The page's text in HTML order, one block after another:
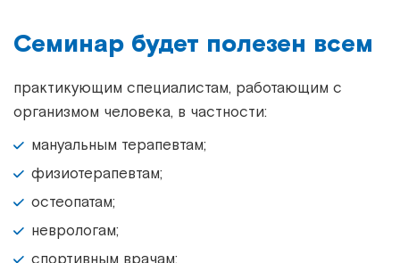
Семинар будет полезен всем
практикующим специалистам, работающим с
организмом человека, в частности:
мануальным терапевтам;
физиотерапевтам;
остеопатам;
неврологам;
спортивным врачам;